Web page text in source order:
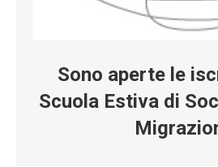
Sono aperte le
Scuola Estiva di